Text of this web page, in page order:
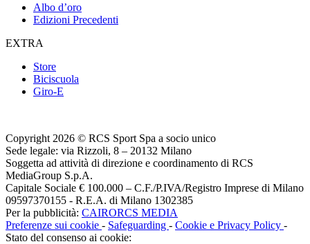
Albo d’oro
Edizioni Precedenti
EXTRA
Store
Biciscuola
Giro-E
Copyright 2026 © RCS Sport Spa a socio unico
Sede legale: via Rizzoli, 8 – 20132 Milano
Soggetta ad attività di direzione e coordinamento di RCS
MediaGroup S.p.A.
Capitale Sociale € 100.000 – C.F./P.IVA/Registro Imprese di Milano
09597370155 - R.E.A. di Milano 1302385
Per la pubblicità: CAIRORCS MEDIA
Preferenze sui cookie - Safeguarding - Cookie e Privacy Policy -
Stato del consenso ai cookie: